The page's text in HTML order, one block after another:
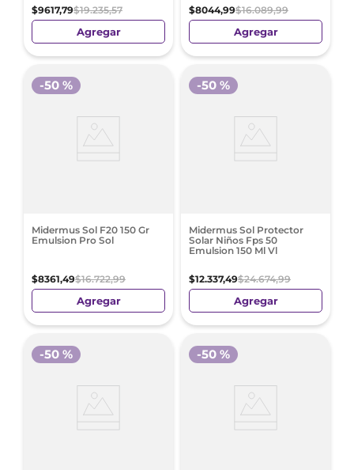
$9617,79$19.235,57
Agregar
$8044,99$16.089,99
Agregar
Midermus Sol F20 150 Gr
Emulsion Pro Sol
$8361,49$16.722,99
-50 %
Agregar
Midermus Sol Protector
Solar Niños Fps 50
Emulsion 150 Ml Vl
$12.337,49$24.674,99
-50 %
Agregar
-50 % -50 %